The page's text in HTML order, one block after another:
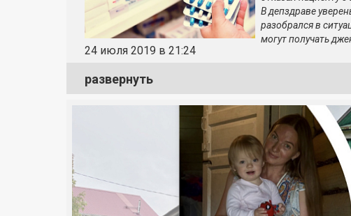
24 июля 2019 в 21:24
В депздраве
разобрался в
могут получать
развернуть